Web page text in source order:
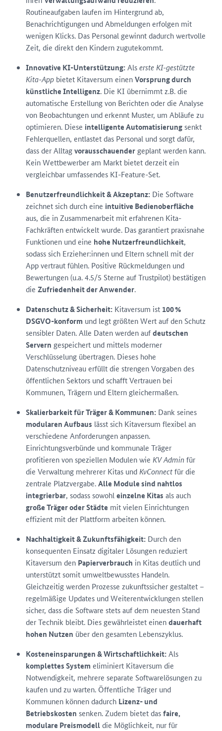
Routineaufgaben laufen im Hintergrund ab,
Benachrichtigungen und Abmeldungen erfolgen mit
wenigen Klicks. Das Personal gewinnt dadurch wertvolle
Zeit, die direkt den Kindern zugutekommt.
Innovative KI-Unterstützung:Alserste KI-gestützte
Kita-App bietet Kitaversum einenVorsprung durch
künstliche Intelligenz. Die KI übernimmt z.B. die
automatische Erstellung von Berichten oder die Analyse
von Beobachtungen und erkennt Muster, um Abläufe zu
optimieren. Diese intelligente Automatisierung senkt
Fehlerquellen, entlastet das Personal und sorgt dafür,
dass der Alltagvorausschauender geplant werden kann.
Kein Wettbewerber am Markt bietet derzeit ein
vergleichbar umfassendes KI-Feature-Set.
Benutzerfreundlichkeit & Akzeptanz: Die Software
zeichnet sich durch eine intuitive Bedienoberfläche
aus, die in Zusammenarbeit mit erfahrenen Kita-
Fachkräften entwickelt wurde. Das garantiert praxisnahe
Funktionen und eine hohe Nutzerfreundlichkeit,
sodass sich Erzieher:innen und Eltern schnell mit der
App vertraut fühlen. Positive Rückmeldungen und
Bewertungen (u.a. 4.5/5 Sterne auf Trustpilot) bestätigen
die Zufriedenheit der Anwender.
Datenschutz & Sicherheit: Kitaversum ist 100 %
DSGVO-konform und legt größten Wert auf den Schutz
sensibler Daten. Alle Daten werden aufdeutschen
Servern gespeichert und mittels moderner
Verschlüsselung übertragen. Dieses hohe
Datenschutzniveau erfüllt die strengen Vorgaben des
öffentlichen Sektors und schafft Vertrauen bei
Kommunen, Trägern und Eltern gleichermaßen.
Skalierbarkeit für Träger & Kommunen: Dank seines
modularen Aufbaus lässt sich Kitaversum flexibel an
verschiedene Anforderungen anpassen.
Einrichtungsverbünde und kommunale Träger
profitieren von speziellen Modulen wie KV Adminfür
die Verwaltung mehrerer Kitas und KvConnectfür die
zentrale Platzvergabe.Alle Module sind nahtlos
integrierbar, sodass sowohl einzelne Kitas als auch
große Träger oder Städte mit vielen Einrichtungen
effizient mit der Plattform arbeiten können.
Nachhaltigkeit & Zukunftsfähigkeit: Durch den
konsequenten Einsatz digitaler Lösungen reduziert
Kitaversum den Papierverbrauch in Kitas deutlich und
unterstützt somit umweltbewusstes Handeln.
Gleichzeitig werden Prozesse zukunftssicher gestaltet –
regelmäßige Updates und Weiterentwicklungen stellen
sicher, dass die Software stets auf dem neuesten Stand
der Technik bleibt. Dies gewährleistet einendauerhaft
hohen Nutzen über den gesamten Lebenszyklus.
Kosteneinsparungen & Wirtschaftlichkeit:Als
komplettes System eliminiert Kitaversum die
Notwendigkeit, mehrere separate Softwarelösungen zu
kaufen und zu warten. Öffentliche Träger und
Kommunen können dadurch Lizenz- und
Betriebskosten senken. Zudem bietet dasfaire,
modulare Preismodelldie Möglichkeit, nur für